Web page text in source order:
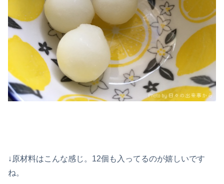
↓原材料はこんな感じ。12個も入ってるのが嬉しいです
ね。